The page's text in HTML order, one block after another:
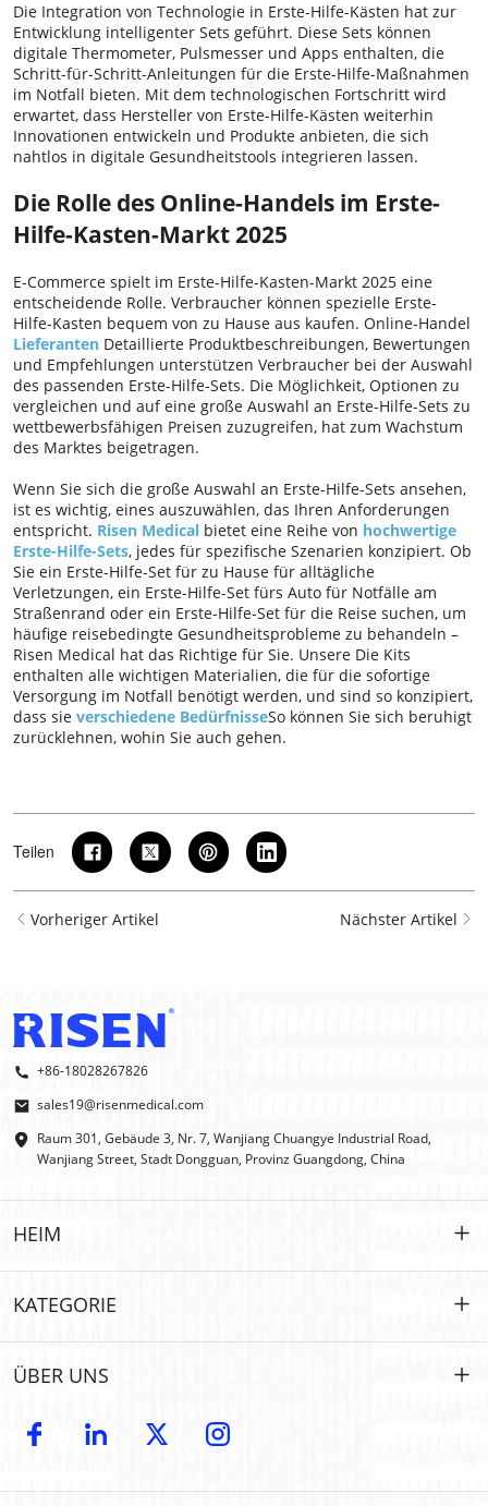
Die Integration von Technologie in Erste-Hilfe-Kästen hat zur
Entwicklung intelligenter Sets geführt. Diese Sets können
digitale Thermometer, Pulsmesser und Apps enthalten, die
Schritt-für-Schritt-Anleitungen für die Erste-Hilfe-Maßnahmen
im Notfall bieten. Mit dem technologischen Fortschritt wird
erwartet, dass Hersteller von Erste-Hilfe-Kästen weiterhin
Innovationen entwickeln und Produkte anbieten, die sich
nahtlos in digitale Gesundheitstools integrieren lassen.
Die Rolle des Online-Handels im Erste-
Hilfe-Kasten-Markt 2025
E-Commerce spielt im Erste-Hilfe-Kasten-Markt 2025 eine
entscheidende Rolle. Verbraucher können spezielle Erste-
Hilfe-Kasten bequem von zu Hause aus kaufen. Online-Handel
Lieferanten Detaillierte Produktbeschreibungen, Bewertungen
und Empfehlungen unterstützen Verbraucher bei der Auswahl
des passenden Erste-Hilfe-Sets. Die Möglichkeit, Optionen zu
vergleichen und auf eine große Auswahl an Erste-Hilfe-Sets zu
wettbewerbsfähigen Preisen zuzugreifen, hat zum Wachstum
des Marktes beigetragen.
Wenn Sie sich die große Auswahl an Erste-Hilfe-Sets ansehen,
ist es wichtig, eines auszuwählen, das Ihren Anforderungen
entspricht. Risen Medical bietet eine Reihe von hochwertige
Erste-Hilfe-Sets, jedes für spezifische Szenarien konzipiert. Ob
Sie ein Erste-Hilfe-Set für zu Hause für alltägliche
Verletzungen, ein Erste-Hilfe-Set fürs Auto für Notfälle am
Straßenrand oder ein Erste-Hilfe-Set für die Reise suchen, um
häufige reisebedingte Gesundheitsprobleme zu behandeln –
Risen Medical hat das Richtige für Sie. Unsere Die Kits
enthalten alle wichtigen Materialien, die für die sofortige
Versorgung im Notfall benötigt werden, und sind so konzipiert,
dass sie verschiedene BedürfnisseSo können Sie sich beruhigt
zurücklehnen, wohin Sie auch gehen.
Teilen
Vorheriger Artikel Nächster Artikel
+86-18028267826
sales19@risenmedical.com
Raum 301, Gebäude 3, Nr. 7, Wanjiang Chuangye Industrial Road,
Wanjiang Street, Stadt Dongguan, Provinz Guangdong, China
HEIM
HEIM
PRODUKTE
OEM- und ODM-Modelle
GROSSHANDEL
KATEGORIE
Maßgeschneidert
ÜBER UNS
Einführung